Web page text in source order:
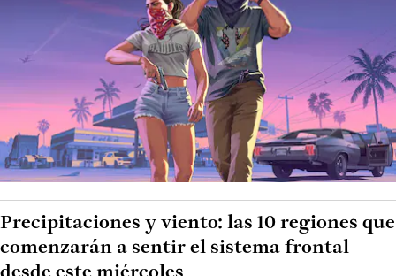
Precipitaciones y viento: las 10 regiones que
comenzarán a sentir el sistema frontal